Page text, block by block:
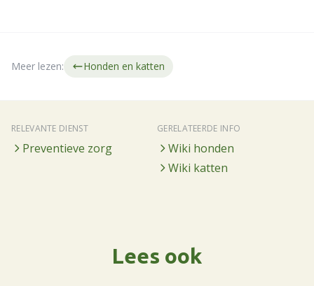
Meer lezen: Honden en katten
RELEVANTE DIENST
Preventieve zorg
GERELATEERDE INFO
Wiki honden
Wiki katten
Lees ook